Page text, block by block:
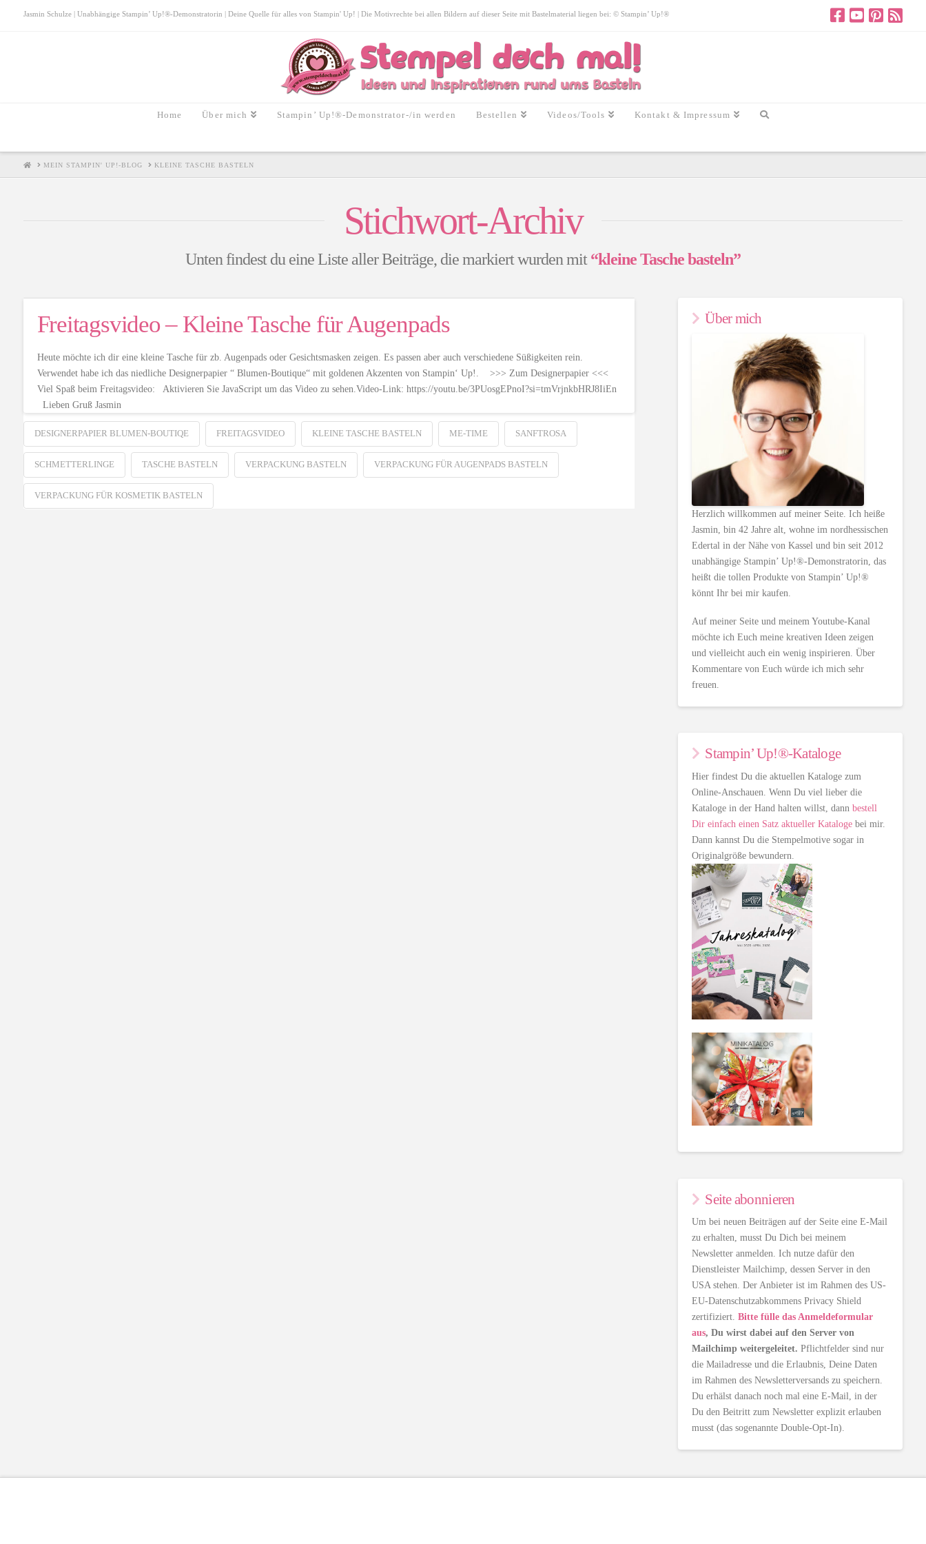
Jasmin Schulze | Unabhängige Stampin’ Up!®-Demonstratorin | Deine Quelle für alles von Stampin' Up! | Die Motivrechte bei allen Bildern auf dieser Seite mit Bastelmaterial liegen bei: © Stampin’ Up!®
Home Über mich Stampin’ Up!®-Demonstrator-/in werden Bestellen Videos/Tools Kontakt & Impressum
HOMEMEIN STAMPIN' UP!-BLOG KLEINE TASCHE BASTELN
Stichwort-Archiv
Unten findest du eine Liste aller Beiträge, die markiert wurden mit“kleine Tasche basteln”
Freitagsvideo – Kleine Tasche für Augenpads
Heute möchte ich dir eine kleine Tasche für zb. Augenpads oder Gesichtsmasken zeigen. Es passen aber auch verschiedene Süßigkeiten rein.
Verwendet habe ich das niedliche Designerpapier “ Blumen-Boutique“ mit goldenen Akzenten von Stampin‘ Up!. >>> Zum Designerpapier <<<
Viel Spaß beim Freitagsvideo: Aktivieren Sie JavaScript um das Video zu sehen.Video-Link: https://youtu.be/3PUosgEPnoI?si=tmVrjnkbHRJ8IiEn
Lieben Gruß Jasmin
DESIGNERPAPIER BLUMEN-BOUTIQE FREITAGSVIDEO KLEINE TASCHE BASTELN ME-TIME SANFTROSA
SCHMETTERLINGE TASCHE BASTELN VERPACKUNG BASTELN VERPACKUNG FÜR AUGENPADS BASTELN
VERPACKUNG FÜR KOSMETIK BASTELN
Über mich
Herzlich willkommen auf meiner Seite. Ich heiße
Jasmin, bin 42 Jahre alt, wohne im nordhessischen
Edertal in der Nähe von Kassel und bin seit 2012
unabhängige Stampin’ Up!®-Demonstratorin, das
heißt die tollen Produkte von Stampin’ Up!®
könnt Ihr bei mir kaufen.
Auf meiner Seite und meinem Youtube-Kanal
möchte ich Euch meine kreativen Ideen zeigen
und vielleicht auch ein wenig inspirieren. Über
Kommentare von Euch würde ich mich sehr
freuen.
Stampin’ Up!®-Kataloge
Hier findest Du die aktuellen Kataloge zum
Online-Anschauen. Wenn Du viel lieber die
Kataloge in der Hand halten willst, dannbestell
Dir einfach einen Satz aktueller Kataloge bei mir.
Dann kannst Du die Stempelmotive sogar in
Originalgröße bewundern.
Seite abonnieren
Um bei neuen Beiträgen auf der Seite eine E-Mail
zu erhalten, musst Du Dich bei meinem
Newsletter anmelden. Ich nutze dafür den
Dienstleister Mailchimp, dessen Server in den
USA stehen. Der Anbieter ist im Rahmen des US-
EU-Datenschutzabkommens Privacy Shield
zertifiziert.Bitte fülle das Anmeldeformular
aus, Du wirst dabei auf den Server von
Mailchimp weitergeleitet. Pflichtfelder sind nur
die Mailadresse und die Erlaubnis, Deine Daten
im Rahmen des Newsletterversands zu speichern.
Du erhälst danach noch mal eine E-Mail, in der
Du den Beitritt zum Newsletter explizit erlauben
musst (das sogenannte Double-Opt-In).